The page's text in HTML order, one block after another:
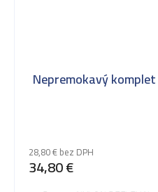
Nepremokavý komplet
28,80 € bez DPH
34,80 €